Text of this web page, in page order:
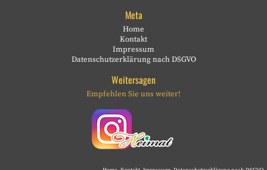
Meta
Home
Kontakt
Impressum
Datenschutzerklärung nach DSGVO
Weitersagen
Empfehlen Sie uns weiter!